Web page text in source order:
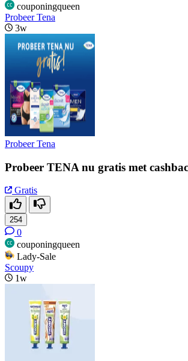
couponingqueen
Probeer Tena
3w
Probeer Tena
Probeer TENA nu gratis met
Gratis
254
0
couponingqueen
Lady-Sale
Scoupy
1w